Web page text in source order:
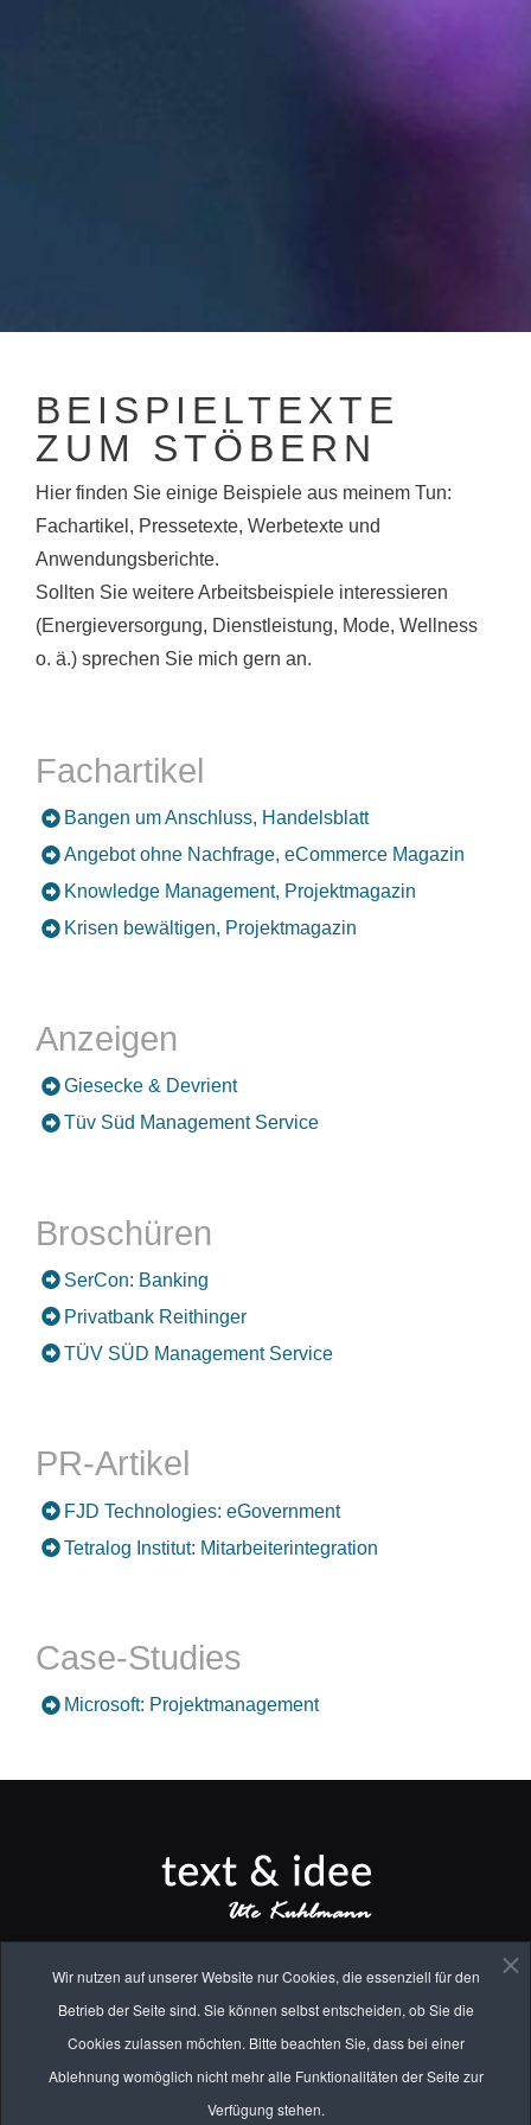
Wir nutzen auf unserer Website nur Cookies, die essenziell für den
Betrieb der Seite sind. Sie können selbst entscheiden, ob Sie die
Cookies zulassen möchten. Bitte beachten Sie, dass bei einer
Ablehnung womöglich nicht mehr alle Funktionalitäten der Seite zur
Verfügung stehen.
BEISPIELTEXTE
ZUM STÖBERN
Hier finden Sie einige Beispiele aus meinem Tun:
Fachartikel, Pressetexte, Werbetexte und
Anwendungsberichte.
Sollten Sie weitere Arbeitsbeispiele interessieren
(Energieversorgung, Dienstleistung, Mode, Wellness
o. ä.) sprechen Sie mich gern an.
Fachartikel
Bangen um Anschluss, Handelsblatt
Angebot ohne Nachfrage, eCommerce Magazin
Knowledge Management, Projektmagazin
Krisen bewältigen, Projektmagazin
Anzeigen
Giesecke & Devrient
Tüv Süd Management Service
Broschüren
SerCon: Banking
Privatbank Reithinger
TÜV SÜD Management Service
PR-Artikel
FJD Technologies: eGovernment
Tetralog Institut: Mitarbeiterintegration
Case-Studies
Microsoft: Projektmanagement
* * * * * * * * * * * * * * * * * *
Ute Kuhlmann, M.A.
Geisenhofen Nr. 11 | D-82281 Egenhofen
Tel. 08145 809 173 |
E-Mail